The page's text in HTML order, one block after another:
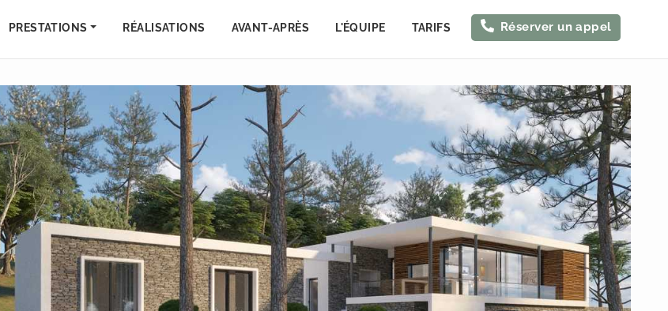
PRESTATIONS RÉALISATIONS AVANT-APRÈS L'ÉQUIPE TARIFS Réserver un appel